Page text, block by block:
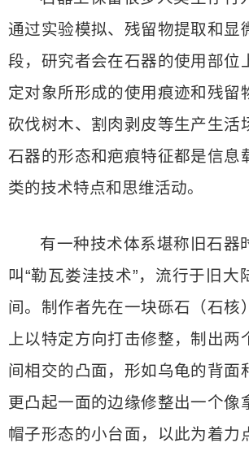
通过实验模拟、残留物提取和显
段，研究者会在石器的使用部位
定对象所形成的使用痕迹和残留
砍伐树木、割肉剥皮等生产生活
石器的形态和疤痕特征都是信息
类的技术特点和思维活动。
有一种技术体系堪称旧石器
叫“勒瓦娄洼技术”，流行于旧大
间。制作者先在一块砾石（石核
上以特定方向打击修整，制出两
间相交的凸面，形如乌龟的背面
更凸起一面的边缘修整出一个像
帽子形态的小台面，以此为着力